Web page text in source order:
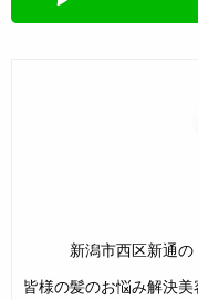
新潟市西区新通
皆様の髪のお悩み解決